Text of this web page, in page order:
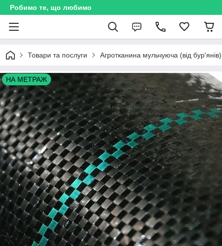
Робимо те, що любимо
Товари та послуги Агротканина мульчуюча (від бур'янів)
НА МЕТРАЖ